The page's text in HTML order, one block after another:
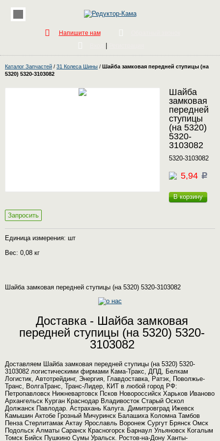
Напишите нам
Каталог Запчастей / 31 Колеса Шины / Шайба замковая передней ступицы (на
5320) 5320-3103082
Шайба
замковая
передней
ступицы
(на 5320)
5320-
3103082
5320-3103082
5,94 c
В корзину
Запросить
Единица измерения: шт
Вес: 0,08 кг
Шайба замковая передней ступицы (на 5320) 5320-3103082
Доставка - Шайба замковая
передней ступицы (на 5320) 5320-
3103082
Доставляем Шайба замковая передней ступицы (на 5320) 5320-
3103082 логистическими фирмами Кама-Тракс, ДПД, Белкам
Логистик, Автотрейдинг, Энергия, Главдоставка, Ратэк, Поволжье-
Транс, ВолгаТранс, Транс-Лидер, КИТ в любой город РФ:
Петропавловск Нижневартовск Псков Новороссийск Харьков Иваново
Архангельск Курган Краснодар Владивосток Старый Оскол
Должанск Павлодар. Астрахань Калуга. Димитровград Ижевск
Камышин Актобе Грозный Мичуринск Балашиха Коломна Тамбов
Пенза Стерлитамак Актау Ярославль Воронеж Сургут Брянск Омск
Подольск Алматы Саранск Красногорск Барнаул Ульяновск Когалым
Томск Бийск Пушкино Сумы Уральск. Ростов-на-Дону Ханты-